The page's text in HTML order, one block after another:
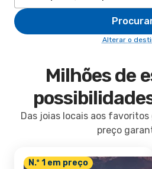
Alterar o
Milhões de
Das joias locais aos
preço
N.º 1 em preço